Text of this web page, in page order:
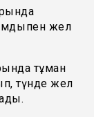
жел
тұман
түнде жел